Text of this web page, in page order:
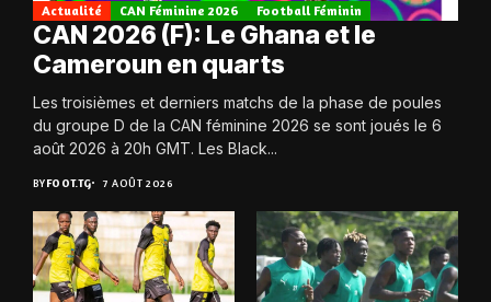
Actualité CAN Féminine 2026 Football Féminin
CAN 2026 (F): Le Ghana et le
Cameroun en quarts
Les troisièmes et derniers matchs de la phase de poules
du groupe D de la CAN féminine 2026 se sont joués le 6
août 2026 à 20h GMT. Les Black...
BYFOOT.TG 7 AOÛT 2026